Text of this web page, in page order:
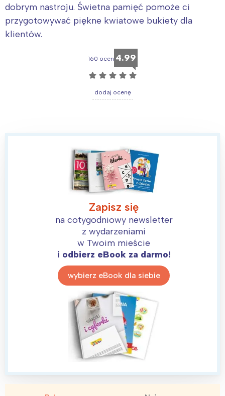
dobrym nastroju. Świetna pamięć pomoże ci
przygotowywać piękne kwiatowe bukiety dla
klientów.
160 ocen 4.99
☆ ☆ ☆ ☆ ☆
dodaj ocenę
Zapisz się
na cotygodniowy newsletter
z wydarzeniami
w Twoim mieście
i odbierz eBook za darmo!
wybierz eBook dla siebie